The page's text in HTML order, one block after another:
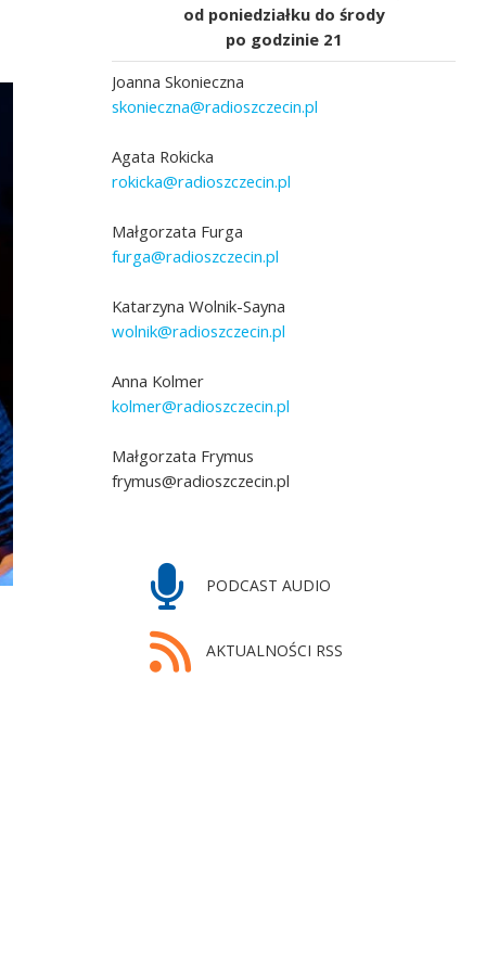
od poniedziałku do środy
po godzinie 21
Joanna Skonieczna
skonieczna@radioszczecin.pl
Agata Rokicka
rokicka@radioszczecin.pl
Małgorzata Furga
furga@radioszczecin.pl
Katarzyna Wolnik-Sayna
wolnik@radioszczecin.pl
Anna Kolmer
kolmer@radioszczecin.pl
Małgorzata Frymus
frymus@radioszczecin.pl
PODCAST AUDIO
AKTUALNOŚCI RSS